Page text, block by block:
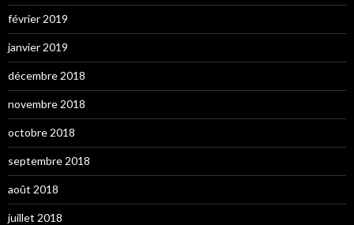
février 2019
janvier 2019
décembre 2018
novembre 2018
octobre 2018
septembre 2018
août 2018
juillet 2018